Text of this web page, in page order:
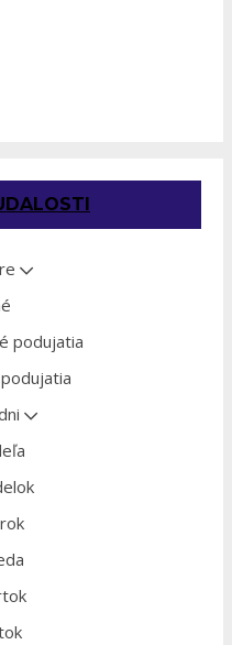
podujatia